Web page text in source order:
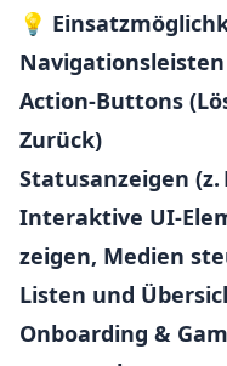
💡
Navigationsleisten
Action-Buttons
Zurück)
Statusanzeigen
Interaktive UI-
zeigen, Medien
Listen und
Onboarding &